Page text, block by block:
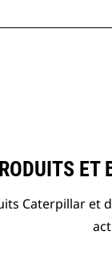
ET
Caterpillar et